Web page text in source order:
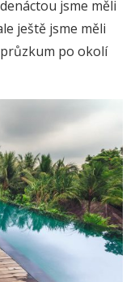
jsme měli
ještě jsme měli
po okolí